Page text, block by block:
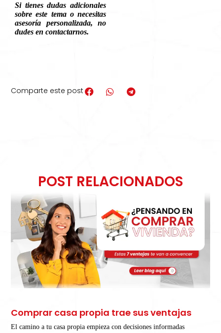
Si tienes dudas adicionales
sobre este tema o necesitas
asesoría personalizada, no
dudes en contactarnos.
Comparte este post
POST RELACIONADOS
Comprar casa propia trae sus ventajas
El camino a tu casa propia empieza con decisiones informadas